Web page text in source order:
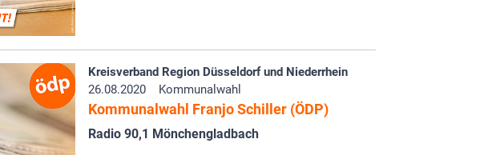
Kreisverband Region Düsseldorf und Niederrhein
26.08.2020
Kommunalwahl
Kommunalwahl Franjo Schiller (ÖDP)
Radio 90,1 Mönchengladbach